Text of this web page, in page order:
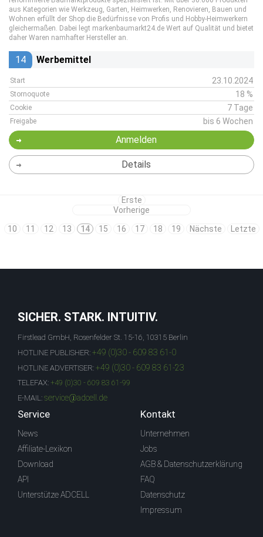
aus Kategorien wie Werkzeug, Garten, Heimwerken, Renovieren, Bauen und
Wohnen erfüllt der Shop die Bedürfnisse von Profis und Hobby-Heimwerkern
gleichermaßen. Dabei legt markenbaumarkt24.de Wert auf Qualität und bietet
daher Waren namhafter Hersteller an.
14 Werbemittel
Start 23.10.2024
Stornoquote 18 %
Cookie 7 Tage
Freigabe bis 6 Wochen
Anmelden
Details
Erste
Vorherige
10
11 12 13 14 15 16 17 18 19 Nächste Letzte
SICHER. STARK. INTUITIV.
Firstlead GmbH, Rosenfelder St. 15-16, 10315 Berlin
HOTLINE PUBLISHER: +49 (0)30 - 609 83 61-0
HOTLINE ADVERTISER: +49 (0)30 - 609 83 61-23
TELEFAX: +49 (0)30 - 609 83 61-99
E-MAIL: service@adcell.de
Service
News
Affiliate-Lexikon
Download
API
Unterstütze ADCELL
Kontakt
Unternehmen
Jobs
AGB & Datenschutzerklärung
FAQ
Datenschutz
Impressum